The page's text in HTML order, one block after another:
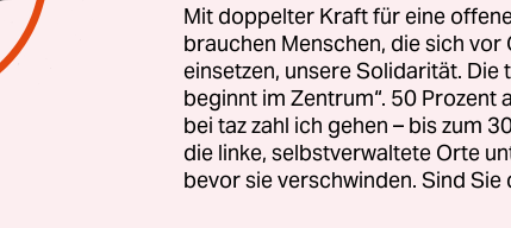
ist sehr besorgniserregend, weil die Zahl
sagte der SPD-Gesundheitsexperte Karl
taz. „In Anbetracht der Tatsache, dass die
guten Wetter jetzt noch draußen aufhalten,
eine schwere zweite Welle erwarten“, so der
Mit doppelter Kraft für eine
brauchen Menschen, die sich
einsetzen, unsere Solidarität.
beginnt im Zentrum“. 50 Prozent
bei taz zahl ich gehen – bis zum
die linke, selbstverwaltete Orte
bevor sie verschwinden. Sind Sie